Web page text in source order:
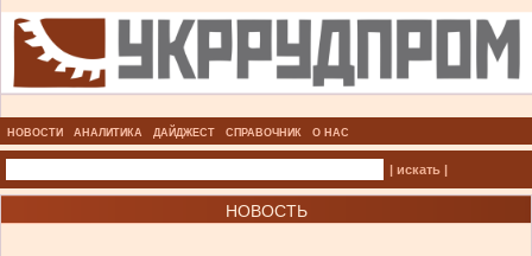
НОВОСТИ АНАЛИТИКА ДАЙДЖЕСТ СПРАВОЧНИК О НАС
| искать |
НОВОСТЬ